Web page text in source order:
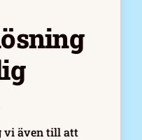
vi även till att